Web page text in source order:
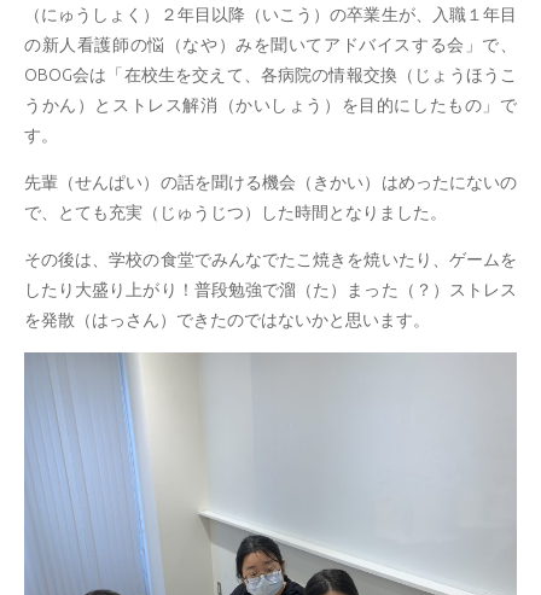
（にゅうしょく）２年目以降（いこう）の卒業生が、入職１年目
の新人看護師の悩（なや）みを聞いてアドバイスする会」で、
OBOG会は「在校生を交えて、各病院の情報交換（じょうほうこ
うかん）とストレス解消（かいしょう）を目的にしたもの」で
す。
先輩（せんぱい）の話を聞ける機会（きかい）はめったにないの
で、とても充実（じゅうじつ）した時間となりました。
その後は、学校の食堂でみんなでたこ焼きを焼いたり、ゲームを
したり大盛り上がり！普段勉強で溜（た）まった（？）ストレス
を発散（はっさん）できたのではないかと思います。